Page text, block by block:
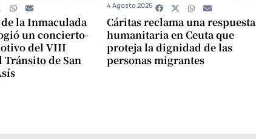
la Inmaculada
un concierto-
del VIII
de San
Cáritas reclama una respuesta
humanitaria en Ceuta que
proteja la dignidad de las
personas migrantes
4 Agosto 2026